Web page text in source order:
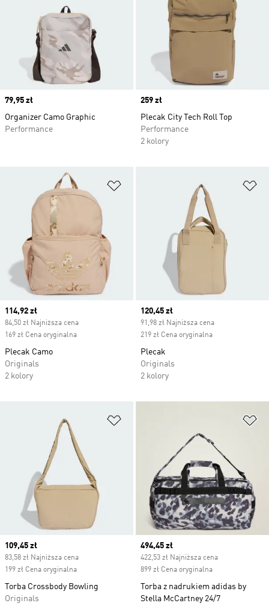
Price
79,95 zł
Organizer Camo Graphic
Performance
Price
259 zł
Plecak City Tech Roll Top
Performance
2 kolory
Dodaj do listy życzeń
Current price
114,92 zł
84,50 zł Najniższa cena
169 zł Cena oryginalna
Plecak Camo
Originals
2 kolory
Current price
120,45 zł
91,98 zł Najniższa cena
219 zł Cena oryginalna
Plecak
Originals
2 kolory
Current price
109,45 zł
83,58 zł Najniższa cena
199 zł Cena oryginalna
Torba Crossbody Bowling
Originals
Current price
494,45 zł
422,53 zł Najniższa cena
899 zł Cena oryginalna
Torba z nadrukiem adidas by
Stella McCartney 24/7